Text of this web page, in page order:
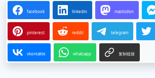
facebook linkedin mastodon
pinterest reddit telegram
vkontakte whatsapp 复制链接